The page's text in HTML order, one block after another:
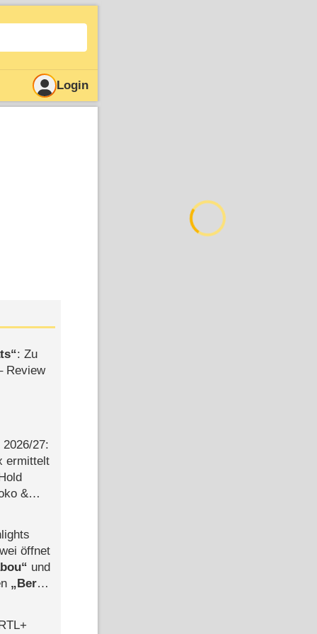
Login
: Zu
Review
​27:
ermittelt
&
öffnet
und
Berlin